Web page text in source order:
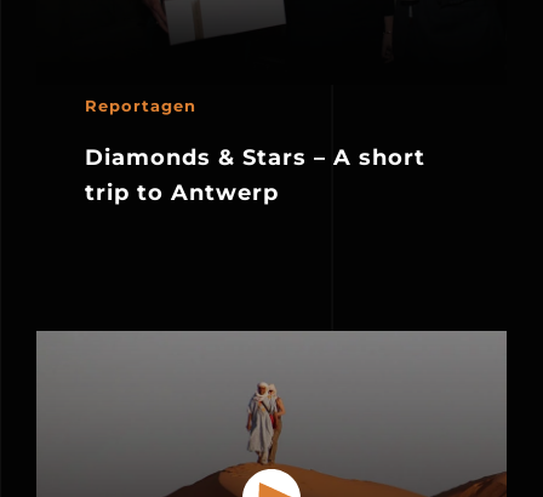
Reportagen
Diamonds & Stars – A short
trip to Antwerp